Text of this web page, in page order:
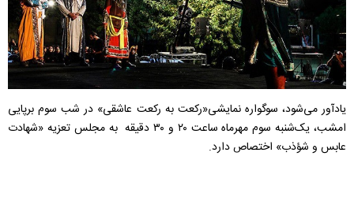
یادآور می‌شود، سوگواره نمایشی«رکعت به رکعت عاشقی» در شب سوم برپایی
امشب، یک‌شنبه سوم مهرماه ساعت ۲۰ و ۳۰ دقیقه به مجلس تعزیه «شهادت
عابس و شؤذب» اختصاص دارد.